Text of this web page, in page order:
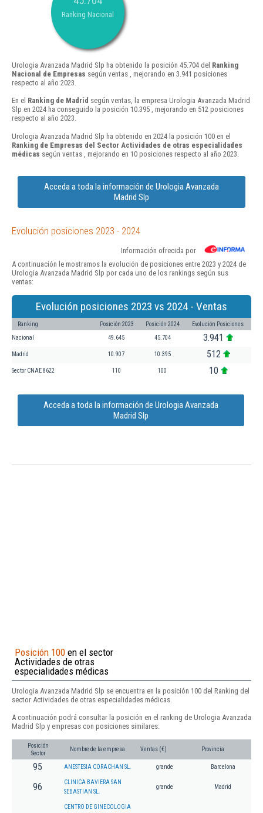
Ranking Nacional
Urologia Avanzada Madrid Slp ha obtenido la posición 45.704 del Ranking
Nacional de Empresas según ventas , mejorando en 3.941 posiciones
respecto al año 2023.
En el Ranking de Madrid según ventas, la empresa Urologia Avanzada Madrid
Slp en 2024 ha conseguido la posición 10.395 , mejorando en 512 posiciones
respecto al año 2023.
Urologia Avanzada Madrid Slp ha obtenido en 2024 la posición 100 en el
Ranking de Empresas del Sector Actividades de otras especialidades
médicas según ventas , mejorando en 10 posiciones respecto al año 2023.
Acceda a toda la información de Urologia Avanzada
Madrid Slp
Evolución posiciones 2023 - 2024
Información ofrecida por
A continuación le mostramos la evolución de posiciones entre 2023 y 2024 de
Urologia Avanzada Madrid Slp por cada uno de los rankings según sus
ventas:
Evolución posiciones 2023 vs 2024 - Ventas
Ranking Posición 2023 Posición 2024 Evolución Posiciones
Nacional 49.645 45.704 3.941
Madrid 10.907 10.395 512
Sector CNAE 8622 110 100 10
Acceda a toda la información de Urologia Avanzada
Madrid Slp
Posición 100 en el sector
Actividades de otras
especialidades médicas
Urologia Avanzada Madrid Slp se encuentra en la posición 100 del Ranking del
sector Actividades de otras especialidades médicas.
A continuación podrá consultar la posición en el ranking de Urologia Avanzada
Madrid Slp y empresas con posiciones similares:
Posición
Sector
Nombre de la empresa Ventas (€) Provincia
95 ANESTESIA CORACHAN SL. grande Barcelona
96
CLINICA BAVIERA SAN
SEBASTIAN SL.
grande Madrid
CENTRO DE GINECOLOGIA